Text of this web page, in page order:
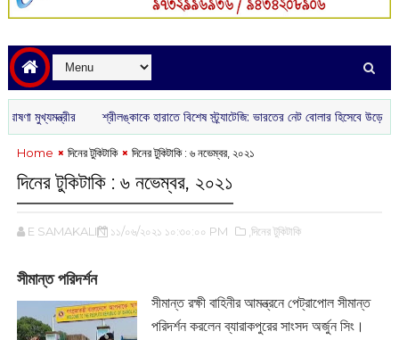
মুখ্যমন্ত্রীর শ্রীলঙ্কাকে হারাতে বিশেষ স্ট্র্যাটেজি: ভারতের নেট বোলার হিসেবে উড়ে গেলেন
Home দিনের টুকিটাকি দিনের টুকিটাকি : ‌৬ নভেম্বর, ২০২১
দিনের টুকিটাকি : ‌৬ নভেম্বর, ২০২১
E SAMAKALIN ১১/০৬/২০২১ ১০:৩০:০০ PM ,দিনের টুকিটাকি
সীমান্ত পরিদর্শন
সীমান্ত রক্ষী বাহিনীর আমন্ত্রনে পেট্রাপোল সীমান্ত
পরিদর্শন করলেন ব্যারাকপুরের সাংসদ অর্জুন সিং।